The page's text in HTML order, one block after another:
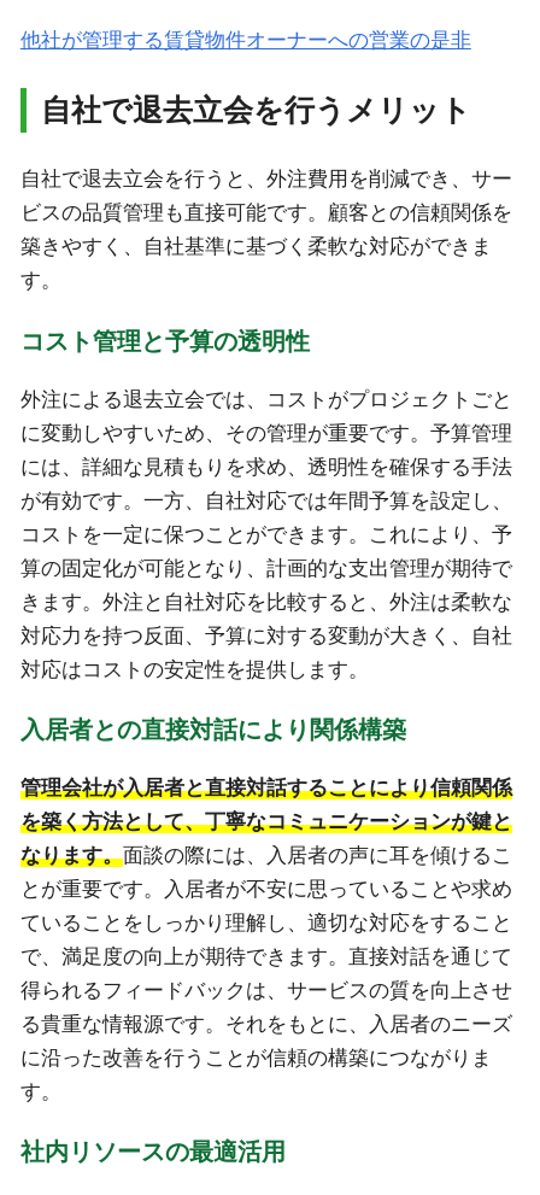
他社が管理する賃貸物件オーナーへの営業の是非
自社で退去立会を行うメリット
自社で退去立会を行うと、外注費用を削減でき、サー
ビスの品質管理も直接可能です。顧客との信頼関係を
築きやすく、自社基準に基づく柔軟な対応ができま
す。
コスト管理と予算の透明性
外注による退去立会では、コストがプロジェクトごと
に変動しやすいため、その管理が重要です。予算管理
には、詳細な見積もりを求め、透明性を確保する手法
が有効です。一方、自社対応では年間予算を設定し、
コストを一定に保つことができます。これにより、予
算の固定化が可能となり、計画的な支出管理が期待で
きます。外注と自社対応を比較すると、外注は柔軟な
対応力を持つ反面、予算に対する変動が大きく、自社
対応はコストの安定性を提供します。
入居者との直接対話により関係構築
管理会社が入居者と直接対話することにより信頼関係
を築く方法として、丁寧なコミュニケーションが鍵と
なります。面談の際には、入居者の声に耳を傾けるこ
とが重要です。入居者が不安に思っていることや求め
ていることをしっかり理解し、適切な対応をすること
で、満足度の向上が期待できます。直接対話を通じて
得られるフィードバックは、サービスの質を向上させ
る貴重な情報源です。それをもとに、入居者のニーズ
に沿った改善を行うことが信頼の構築につながりま
す。
社内リソースの最適活用